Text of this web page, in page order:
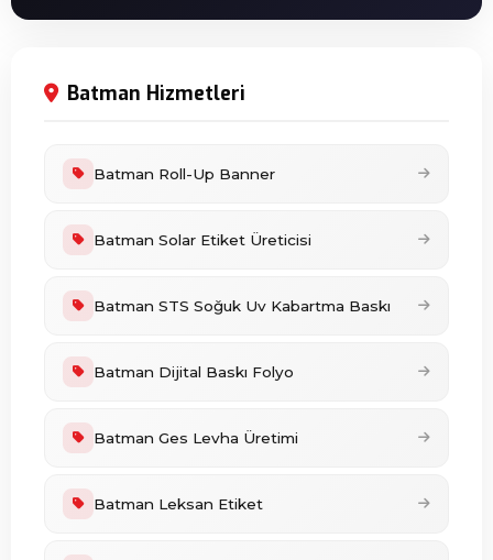
Batman Hizmetleri
Batman Roll-Up Banner
Batman Solar Etiket Üreticisi
Batman STS Soğuk Uv Kabartma Baskı
Batman Dijital Baskı Folyo
Batman Ges Levha Üretimi
Batman Leksan Etiket